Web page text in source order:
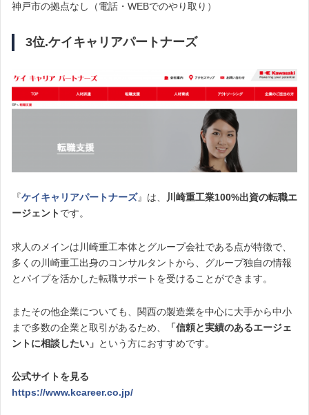
神戸市の拠点なし（電話・WEBでのやり取り）
3位.ケイキャリアパートナーズ
『ケイキャリアパートナーズ』は、
川崎重工業100%出資の転職エ
ージェントです。
求人のメインは川崎重工本体とグループ会社である点が特徴で、
多くの川崎重工出身のコンサルタントから、グループ独自の情報
とパイプを活かした転職サポートを受けることができます。
またその他企業についても、関西の製造業を中心に大手から中小
まで多数の企業と取引があるため、
「信頼と実績のあるエージェ
ントに相談したい」 という方におすすめです。
公式サイトを見る
https://www.kcareer.co.jp/